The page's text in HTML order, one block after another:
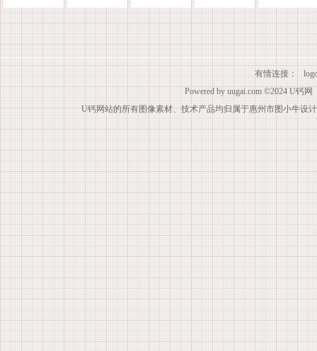
有情连接：
Powered by uugai.com ©2024 U钙网
U钙网站的所有图像素材、技术产品均归属于惠州市图小牛设